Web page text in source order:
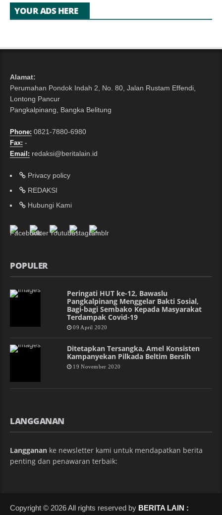
YOUR ADS HERE
Alamat:
Perumahan Pondok Indah 2, No. 80, Jalan Rustam Effendi,
Lontong Pancur
Pangkalpinang, Bangka Belitung
Phone: 0821-7880-6980
Fax: -
Email: redaksi@beritalain.id
Privacy policy
REDAKSI
Hubungi Kami
POPULER
Peringati HUT ke-12, Bawaslu
Pangkalpinang Menggelar Bakti Sosial,
Bagi-bagi Sembako Kepada Masyarakat
Terdampak Covid-19
09 April 2020
Ditetapkan Tersangka, Amel Konsisten
Kampanyekan Pilkada Beltim Bersih
19 November 2020
LANGGANAN
Langganan ke newsletter kami untuk mendapatkan berita
penting dan penawaran terbaik:
Copyright © 2026 All rights reserved by BERITA LAIN :